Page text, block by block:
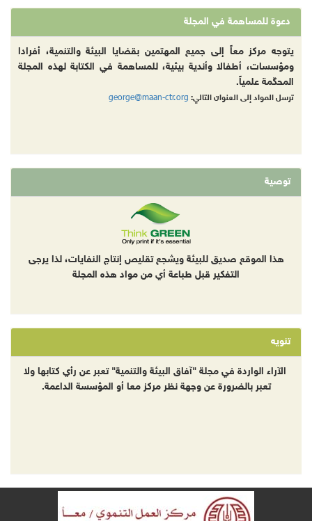
دعوة للمساهمة في المجلة
يتوجه مركز معاً إلى جميع المهتمين بقضايا البيئة والتنمية، أفرادا
ومؤسسات، أطفالا وأندية بيئية، للمساهمة في الكتابة لهذه المجلة
المحكّمة علمياً.
ترسل المواد إلى العنوان التالي: george@maan-ctr.org
توصية
هذا الموقع صديق للبيئة ويشجع تقليص إنتاج النفايات، لذا يرجى
التفكير قبل طباعة أي من مواد هذه المجلة
تنويه
الآراء الواردة في مجلة "آفاق البيئة والتنمية" تعبر عن رأي كتابها ولا
تعبر بالضرورة عن وجهة نظر مركز معا أو المؤسسة الداعمة.